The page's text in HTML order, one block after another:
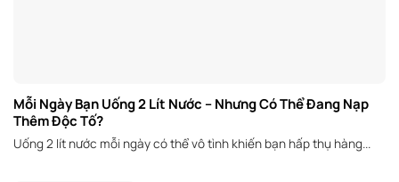
Mỗi Ngày Bạn Uống 2 Lít Nước – Nhưng Có Thể Đang Nạp
Thêm Độc Tố?
Uống 2 lít nước mỗi ngày có thể vô tình khiến bạn hấp thụ hàng...